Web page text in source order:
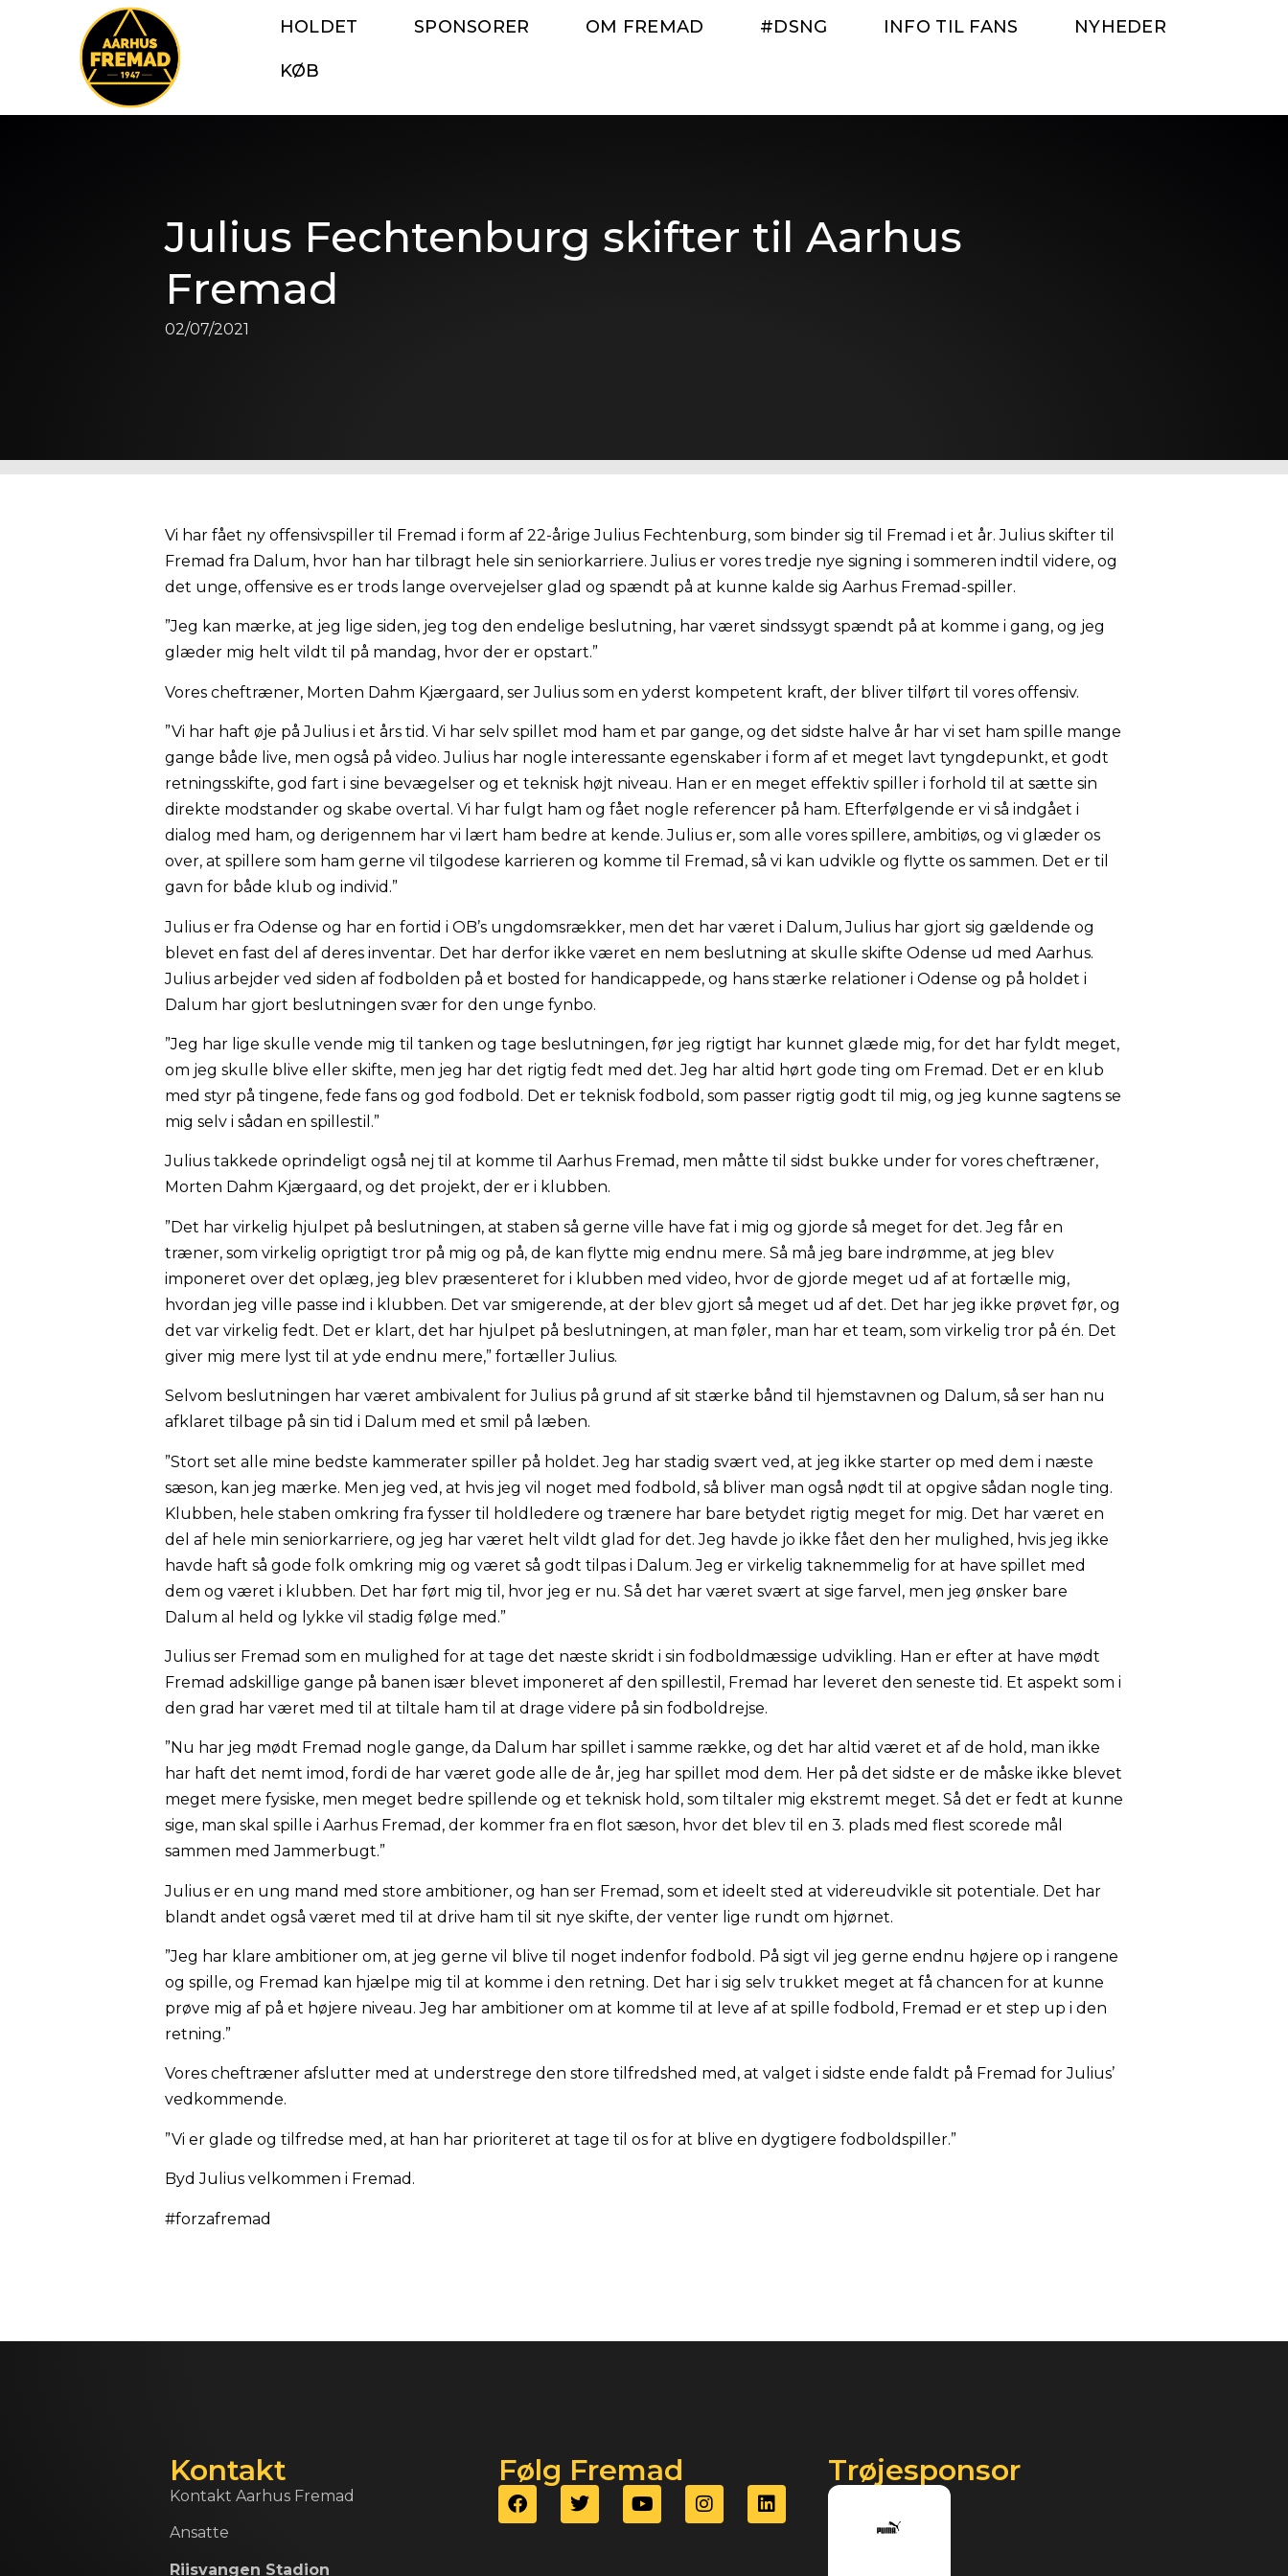
HOLDET SPONSORER OM FREMAD #DSNG INFO TIL FANS NYHEDER
KØB
Julius Fechtenburg skifter til Aarhus
Fremad
02/07/2021
Vi har fået ny offensivspiller til Fremad i form af 22-årige Julius Fechtenburg, som binder sig til Fremad i et år. Julius skifter til
Fremad fra Dalum, hvor han har tilbragt hele sin seniorkarriere. Julius er vores tredje nye signing i sommeren indtil videre, og
det unge, offensive es er trods lange overvejelser glad og spændt på at kunne kalde sig Aarhus Fremad-spiller.
”Jeg kan mærke, at jeg lige siden, jeg tog den endelige beslutning, har været sindssygt spændt på at komme i gang, og jeg
glæder mig helt vildt til på mandag, hvor der er opstart.”
Vores cheftræner, Morten Dahm Kjærgaard, ser Julius som en yderst kompetent kraft, der bliver tilført til vores offensiv.
”Vi har haft øje på Julius i et års tid. Vi har selv spillet mod ham et par gange, og det sidste halve år har vi set ham spille mange
gange både live, men også på video. Julius har nogle interessante egenskaber i form af et meget lavt tyngdepunkt, et godt
retningsskifte, god fart i sine bevægelser og et teknisk højt niveau. Han er en meget effektiv spiller i forhold til at sætte sin
direkte modstander og skabe overtal. Vi har fulgt ham og fået nogle referencer på ham. Efterfølgende er vi så indgået i
dialog med ham, og derigennem har vi lært ham bedre at kende. Julius er, som alle vores spillere, ambitiøs, og vi glæder os
over, at spillere som ham gerne vil tilgodese karrieren og komme til Fremad, så vi kan udvikle og flytte os sammen. Det er til
gavn for både klub og individ.”
Julius er fra Odense og har en fortid i OB’s ungdomsrækker, men det har været i Dalum, Julius har gjort sig gældende og
blevet en fast del af deres inventar. Det har derfor ikke været en nem beslutning at skulle skifte Odense ud med Aarhus.
Julius arbejder ved siden af fodbolden på et bosted for handicappede, og hans stærke relationer i Odense og på holdet i
Dalum har gjort beslutningen svær for den unge fynbo.
”Jeg har lige skulle vende mig til tanken og tage beslutningen, før jeg rigtigt har kunnet glæde mig, for det har fyldt meget,
om jeg skulle blive eller skifte, men jeg har det rigtig fedt med det. Jeg har altid hørt gode ting om Fremad. Det er en klub
med styr på tingene, fede fans og god fodbold. Det er teknisk fodbold, som passer rigtig godt til mig, og jeg kunne sagtens se
mig selv i sådan en spillestil.”
Julius takkede oprindeligt også nej til at komme til Aarhus Fremad, men måtte til sidst bukke under for vores cheftræner,
Morten Dahm Kjærgaard, og det projekt, der er i klubben.
”Det har virkelig hjulpet på beslutningen, at staben så gerne ville have fat i mig og gjorde så meget for det. Jeg får en
træner, som virkelig oprigtigt tror på mig og på, de kan flytte mig endnu mere. Så må jeg bare indrømme, at jeg blev
imponeret over det oplæg, jeg blev præsenteret for i klubben med video, hvor de gjorde meget ud af at fortælle mig,
hvordan jeg ville passe ind i klubben. Det var smigerende, at der blev gjort så meget ud af det. Det har jeg ikke prøvet før, og
det var virkelig fedt. Det er klart, det har hjulpet på beslutningen, at man føler, man har et team, som virkelig tror på én. Det
giver mig mere lyst til at yde endnu mere,” fortæller Julius.
Selvom beslutningen har været ambivalent for Julius på grund af sit stærke bånd til hjemstavnen og Dalum, så ser han nu
afklaret tilbage på sin tid i Dalum med et smil på læben.
”Stort set alle mine bedste kammerater spiller på holdet. Jeg har stadig svært ved, at jeg ikke starter op med dem i næste
sæson, kan jeg mærke. Men jeg ved, at hvis jeg vil noget med fodbold, så bliver man også nødt til at opgive sådan nogle ting.
Klubben, hele staben omkring fra fysser til holdledere og trænere har bare betydet rigtig meget for mig. Det har været en
del af hele min seniorkarriere, og jeg har været helt vildt glad for det. Jeg havde jo ikke fået den her mulighed, hvis jeg ikke
havde haft så gode folk omkring mig og været så godt tilpas i Dalum. Jeg er virkelig taknemmelig for at have spillet med
dem og været i klubben. Det har ført mig til, hvor jeg er nu. Så det har været svært at sige farvel, men jeg ønsker bare
Dalum al held og lykke vil stadig følge med.”
Julius ser Fremad som en mulighed for at tage det næste skridt i sin fodboldmæssige udvikling. Han er efter at have mødt
Fremad adskillige gange på banen især blevet imponeret af den spillestil, Fremad har leveret den seneste tid. Et aspekt som i
den grad har været med til at tiltale ham til at drage videre på sin fodboldrejse.
”Nu har jeg mødt Fremad nogle gange, da Dalum har spillet i samme række, og det har altid været et af de hold, man ikke
har haft det nemt imod, fordi de har været gode alle de år, jeg har spillet mod dem. Her på det sidste er de måske ikke blevet
meget mere fysiske, men meget bedre spillende og et teknisk hold, som tiltaler mig ekstremt meget. Så det er fedt at kunne
sige, man skal spille i Aarhus Fremad, der kommer fra en flot sæson, hvor det blev til en 3. plads med flest scorede mål
sammen med Jammerbugt.”
Julius er en ung mand med store ambitioner, og han ser Fremad, som et ideelt sted at videreudvikle sit potentiale. Det har
blandt andet også været med til at drive ham til sit nye skifte, der venter lige rundt om hjørnet.
”Jeg har klare ambitioner om, at jeg gerne vil blive til noget indenfor fodbold. På sigt vil jeg gerne endnu højere op i rangene
og spille, og Fremad kan hjælpe mig til at komme i den retning. Det har i sig selv trukket meget at få chancen for at kunne
prøve mig af på et højere niveau. Jeg har ambitioner om at komme til at leve af at spille fodbold, Fremad er et step up i den
retning.”
Vores cheftræner afslutter med at understrege den store tilfredshed med, at valget i sidste ende faldt på Fremad for Julius’
vedkommende.
”Vi er glade og tilfredse med, at han har prioriteret at tage til os for at blive en dygtigere fodboldspiller.”
Byd Julius velkommen i Fremad.
#forzafremad
Kontakt
Kontakt Aarhus Fremad
Ansatte
Riisvangen Stadion
Følg Fremad Trøjesponsor